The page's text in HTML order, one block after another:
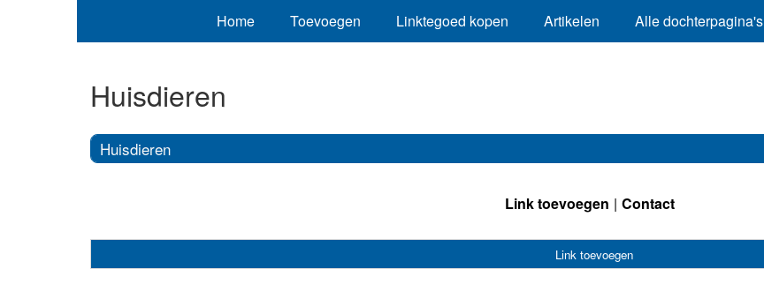
Home Toevoegen Linktegoed kopen Artikelen Alle dochterpagina's
Huisdieren
Huisdieren
Link toevoegen Contact
Link toevoegen